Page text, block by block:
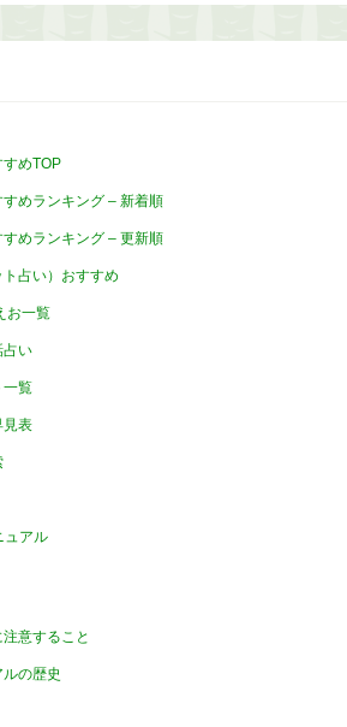
めTOP
めランキング – 新着順
めランキング – 更新順
占い）おすすめ
お一覧
占い
一覧
見表
ュアル
意すること
の歴史